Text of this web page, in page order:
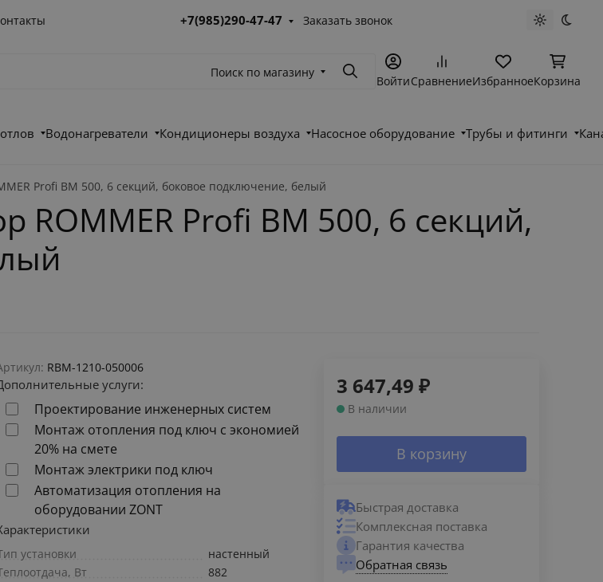
+7(985)290-47-47 Заказать звонок Светлая
Поиск по магазину ПоискВойтиСравнениеИзбранноеКорзина
Водонагреватели Кондиционеры воздуха Насосное оборудование Трубы и фитинги
Profi BM 500, 6 секций, боковое подключение, белый
ROMMER Profi BM 500, 6 секций,
RBM-1210-050006
услуги:
Проектирование инженерных систем
Монтаж отопления под ключ с экономией
20% на смете
Монтаж электрики под ключ
Автоматизация отопления на
оборудовании ZONT
установки
настенный
Вт
882
3 647,49 ₽
В наличии
В корзину
Быстрая доставка
Комплексная поставка
Гарантия качества
Обратная связь